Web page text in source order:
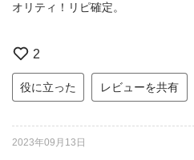
オリティ！リピ確定。
2
役に立った レビューを共有
2023年09月13日